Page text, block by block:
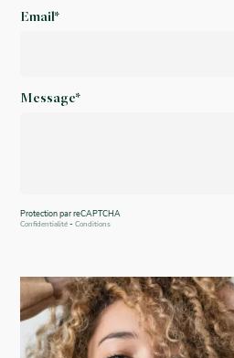
Email*
Message*
Protection par reCAPTCHA
Confidentialité-Conditions